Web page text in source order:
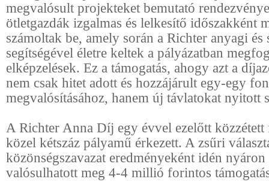
megvalósult projekteket bemutató
ötletgazdák izgalmas és lelkesítő időszakként
számoltak be, amely során a Richter anyagi és
segítségével életre keltek a pályázatban
elképzelések. Ez a támogatás, ahogy azt a
nem csak hitet adott és hozzájárult egy-egy
megvalósításához, hanem új távlatokat nyitott
A Richter Anna Díj egy évvel ezelőtt közzétett
közel kétszáz pályamű érkezett. A zsűri
közönségszavazat eredményeként idén
valósulhatott meg 4-4 millió forintos tám